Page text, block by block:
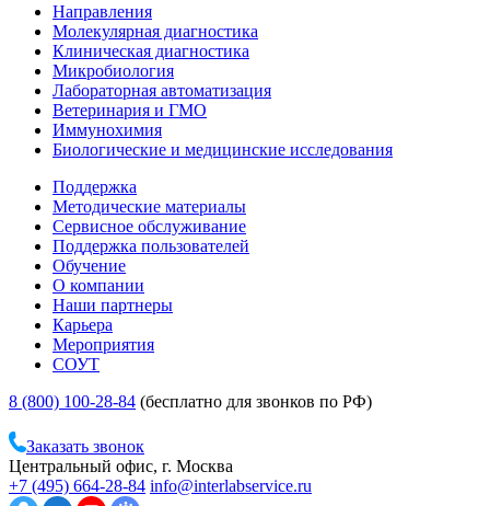
Направления
Молекулярная диагностика
Клиническая диагностика
Микробиология
Лабораторная автоматизация
Ветеринария и ГМО
Иммунохимия
Биологические и медицинские исследования
Поддержка
Методические материалы
Сервисное обслуживание
Поддержка пользователей
Обучение
О компании
Наши партнеры
Карьера
Мероприятия
СОУТ
8 (800) 100-28-84 (бесплатно для звонков по РФ)
Заказать звонок
Центральный офис, г. Москва
+7 (495) 664-28-84 info@interlabservice.ru